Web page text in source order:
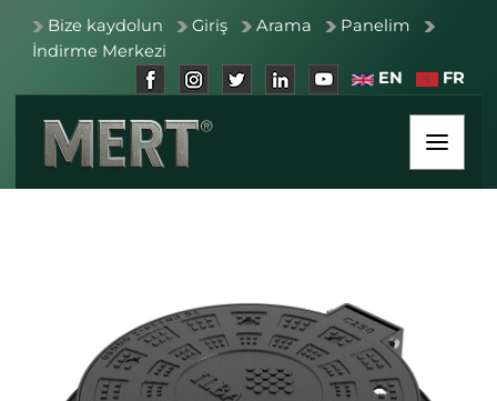
Bize kaydolun Giriş Arama
Panelim
İndirme Merkezi
EN
FR